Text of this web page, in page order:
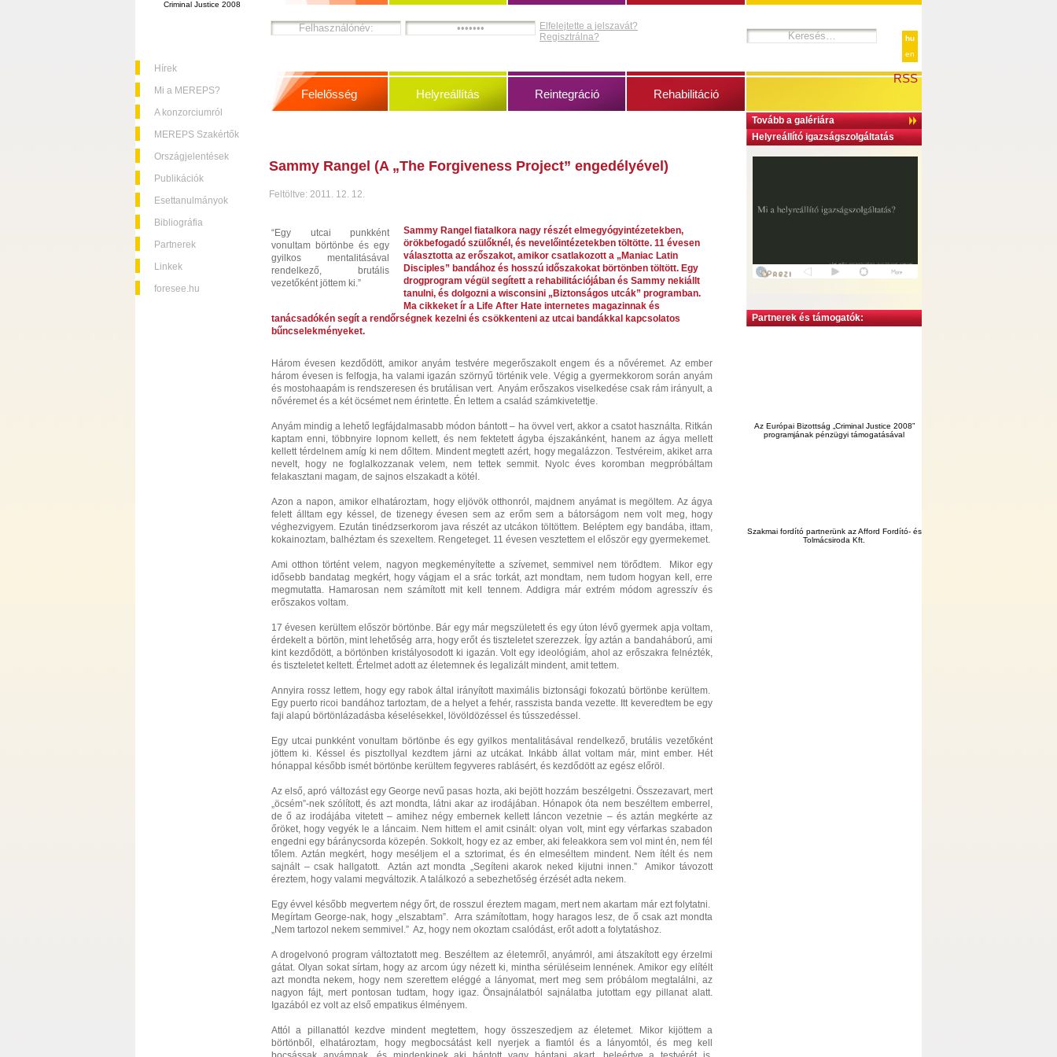
Criminal Justice 2008
Hírek
Mi a MEREPS?
A konzorciumról
MEREPS Szakértők
Országjelentések
Publikációk
Esettanulmányok
Bibliográfia
Partnerek
Linkek
foresee.hu
hu
en
RSS
Tovább a galériára
Helyreállító igazságszolgáltatás
Partnerek és támogatók:
Az Európai Bizottság „Criminal Justice 2008”
programjának pénzügyi támogatásával
Szakmai fordító partnerünk az Afford Fordító- és
Tolmácsiroda Kft.
Elfelejtette a jelszavát?
Regisztrálna?
Felelősség Helyreállítás Reintegráció Rehabilitáció
Sammy Rangel (A „The Forgiveness Project” engedélyével)
Feltöltve: 2011. 12. 12.
“Egy utcai punkként
vonultam börtönbe és egy
gyilkos mentalitásával
rendelkező, brutális
vezetőként jöttem ki.”
Sammy Rangel fiatalkora nagy részét elmegyógyintézetekben,
örökbefogadó szülőknél, és nevelőintézetekben töltötte. 11 évesen
választotta az erőszakot, amikor csatlakozott a „Maniac Latin
Disciples” bandához és hosszú időszakokat börtönben töltött. Egy
drogprogram végül segített a rehabilitációjában és Sammy nekiállt
tanulni, és dolgozni a wisconsini „Biztonságos utcák” programban.
Ma cikkeket ír a Life After Hate internetes magazinnak és
tanácsadókén segít a rendőrségnek kezelni és csökkenteni az utcai bandákkal kapcsolatos
bűncselekményeket.
Három évesen kezdődött, amikor anyám testvére megerőszakolt engem és a nővéremet. Az ember
három évesen is felfogja, ha valami igazán szörnyű történik vele. Végig a gyermekkorom során anyám
és mostohaapám is rendszeresen és brutálisan vert. Anyám erőszakos viselkedése csak rám irányult, a
nővéremet és a két öcsémet nem érintette. Én lettem a család számkivetettje.
Anyám mindig a lehető legfájdalmasabb módon bántott – ha övvel vert, akkor a csatot használta. Ritkán
kaptam enni, többnyire lopnom kellett, és nem fektetett ágyba éjszakánként, hanem az ágya mellett
kellett térdelnem amíg ki nem dőltem. Mindent megtett azért, hogy megalázzon. Testvéreim, akiket arra
nevelt, hogy ne foglalkozzanak velem, nem tettek semmit. Nyolc éves koromban megpróbáltam
felakasztani magam, de sajnos elszakadt a kötél.
Azon a napon, amikor elhatároztam, hogy eljövök otthonról, majdnem anyámat is megöltem. Az ágya
felett álltam egy késsel, de tizenegy évesen sem az erőm sem a bátorságom nem volt meg, hogy
véghezvigyem. Ezután tinédzserkorom java részét az utcákon töltöttem. Beléptem egy bandába, ittam,
kokainoztam, balhéztam és szexeltem. Rengeteget. 11 évesen vesztettem el először egy gyermekemet.
Ami otthon történt velem, nagyon megkeményítette a szívemet, semmivel nem törődtem. Mikor egy
idősebb bandatag megkért, hogy vágjam el a srác torkát, azt mondtam, nem tudom hogyan kell, erre
megmutatta. Hamarosan nem számított mit kell tennem. Addigra már extrém módom agresszív és
erőszakos voltam.
17 évesen kerültem először börtönbe. Bár egy már megszületett és egy úton lévő gyermek apja voltam,
érdekelt a börtön, mint lehetőség arra, hogy erőt és tiszteletet szerezzek. Így aztán a bandaháború, ami
kint kezdődött, a börtönben kristályosodott ki igazán. Volt egy ideológiám, ahol az erőszakra felnézték,
és tiszteletet keltett. Értelmet adott az életemnek és legalizált mindent, amit tettem.
Annyira rossz lettem, hogy egy rabok által irányított maximális biztonsági fokozatú börtönbe kerültem.
Egy puerto ricoi bandához tartoztam, de a helyet a fehér, rasszista banda vezette. Itt keveredtem be egy
faji alapú börtönlázadásba késelésekkel, lövöldözéssel és tússzedéssel.
Egy utcai punkként vonultam börtönbe és egy gyilkos mentalitásával rendelkező, brutális vezetőként
jöttem ki. Késsel és pisztollyal kezdtem járni az utcákat. Inkább állat voltam már, mint ember. Hét
hónappal később ismét börtönbe kerültem fegyveres rablásért, és kezdődött az egész előröl.
Az első, apró változást egy George nevű pasas hozta, aki bejött hozzám beszélgetni. Összezavart, mert
„öcsém”-nek szólított, és azt mondta, látni akar az irodájában. Hónapok óta nem beszéltem emberrel,
de ő az irodájába vitetett – amihez négy embernek kellett láncon vezetnie – és aztán megkérte az
őröket, hogy vegyék le a láncaim. Nem hittem el amit csinált: olyan volt, mint egy vérfarkas szabadon
engedni egy báránycsorda közepén. Sokkolt, hogy ez az ember, aki feleakkora sem vol mint én, nem fél
tőlem. Aztán megkért, hogy meséljem el a sztorimat, és én elmeséltem mindent. Nem ítélt és nem
sajnált – csak hallgatott. Aztán azt mondta „Segíteni akarok neked kijutni innen.” Amikor távozott
éreztem, hogy valami megváltozik. A találkozó a sebezhetőség érzését adta nekem.
Egy évvel később megvertem négy őrt, de rosszul éreztem magam, mert nem akartam már ezt folytatni.
Megírtam George-nak, hogy „elszabtam”. Arra számítottam, hogy haragos lesz, de ő csak azt mondta
„Nem tartozol nekem semmivel.” Az, hogy nem okoztam csalódást, erőt adott a folytatáshoz.
A drogelvonó program változtatott meg. Beszéltem az életemről, anyámról, ami átszakított egy érzelmi
gátat. Olyan sokat sírtam, hogy az arcom úgy nézett ki, mintha sérüléseim lennének. Amikor egy elítélt
azt mondta nekem, hogy nem szerettem eléggé a lányomat, mert meg sem próbálom megtalálni, az
nagyon fájt, mert pontosan tudtam, hogy igaz. Önsajnálatból sajnálatba jutottam egy pillanat alatt.
Igazából ez volt az első empatikus élményem.
Attól a pillanattól kezdve mindent megtettem, hogy összeszedjem az életemet. Mikor kijöttem a
börtönből, elhatároztam, hogy megbocsátást kell nyerjek a fiamtól és a lányomtól, és meg kell